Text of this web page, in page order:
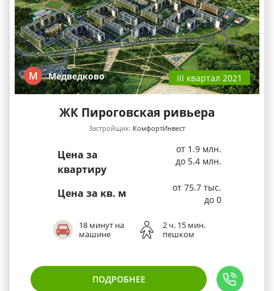
М Медведково III квартал 2021
ЖК Пироговская ривьера
Застройщик: КомфортИнвест
Цена за
квартиру
от 1.9 млн.
до 5.4 млн.
Цена за кв. м
от 75.7 тыс.
до 0
18 минут на
машине
2 ч. 15 мин.
пешком
ПОДРОБНЕЕ